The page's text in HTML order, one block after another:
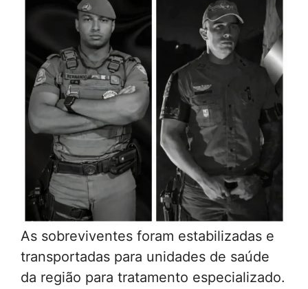
As sobreviventes foram estabilizadas e
transportadas para unidades de saúde
da região para tratamento especializado.